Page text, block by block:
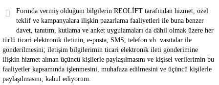
Formda vermiş olduğum bilgilerin REOLİFT tarafından hizmet, özel
teklif ve kampanyalara ilişkin pazarlama faaliyetleri ile buna benzer
davet, tanıtım, kutlama ve anket uygulamaları da dâhil olmak üzere her
türlü ticari elektronik iletinin, e-posta, SMS, telefon vb. vasıtalar ile
gönderilmesini; iletişim bilgilerimin ticari elektronik ileti gönderimine
ilişkin hizmet alınan üçüncü kişilerle paylaşılmasını ve kişisel verilerimin bu
faaliyetler kapsamında işlenmesini, muhafaza edilmesini ve üçüncü kişilerle
paylaşılmasını, kabul ediyorum.